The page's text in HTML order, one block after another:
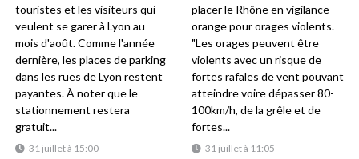
31 juillet à 15:00
touristes et les visiteurs qui
veulent se garer à Lyon au
mois d'août. Comme l'année
dernière, les places de parking
dans les rues de Lyon restent
payantes. À noter que le
stationnement restera
gratuit...
31 juillet à 11:05
placer le Rhône en vigilance
orange pour orages violents.
"Les orages peuvent être
violents avec un risque de
fortes rafales de vent pouvant
atteindre voire dépasser 80-
100km/h, de la grêle et de
fortes...